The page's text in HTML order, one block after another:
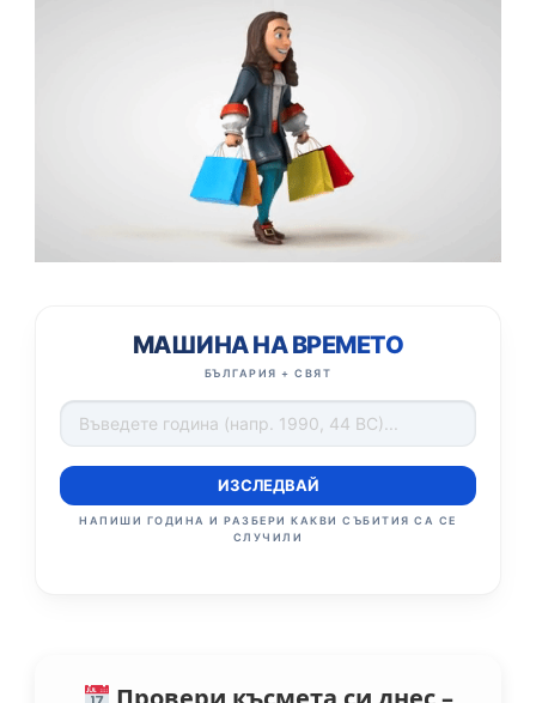
МАШИНА НА ВРЕМЕТО
БЪЛГАРИЯ + СВЯТ
ИЗСЛЕДВАЙ
НАПИШИ ГОДИНА И РАЗБЕРИ КАКВИ СЪБИТИЯ СА СЕ
СЛУЧИЛИ